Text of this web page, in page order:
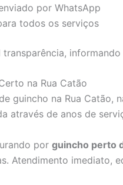
por WhatsApp
todos os serviços
na Rua Catão
guincho na Rua Catão,
através de anos de
por guincho perto
Atendimento imediato,